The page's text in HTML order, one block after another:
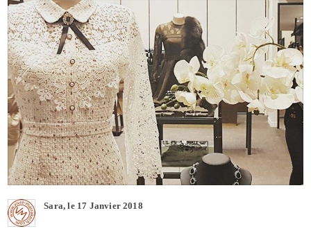
Sara, le 17 Janvier 2018